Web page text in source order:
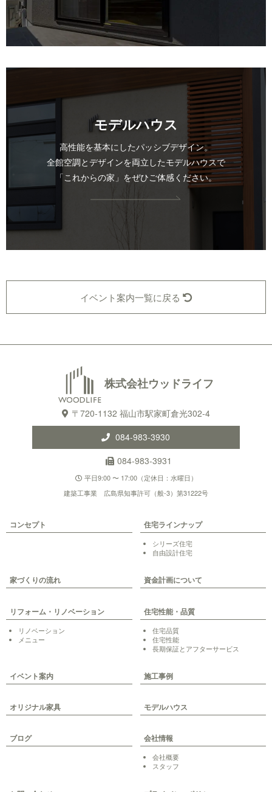
モデルハウス
高性能を基本にしたパッシブデザイン。
全館空調とデザインを両立したモデルハウスで
「これからの家」をぜひご体感ください。
イベント案内一覧に戻る
株式会社ウッドライフ
〒720-1132 福山市駅家町倉光302-4
084-983-3930
084-983-3931
平日9:00 〜 17:00（定休日：水曜日）
建築工事業 広島県知事許可（般-3）第31222号
コンセプト 住宅ラインナップ
シリーズ住宅
自由設計住宅
家づくりの流れ 資金計画について
リフォーム・リノベーション
リノベーション
メニュー
住宅性能・品質
住宅品質
住宅性能
長期保証とアフターサービス
イベント案内 施工事例
オリジナル家具 モデルハウス
ブログ 会社情報
会社概要
スタッフ